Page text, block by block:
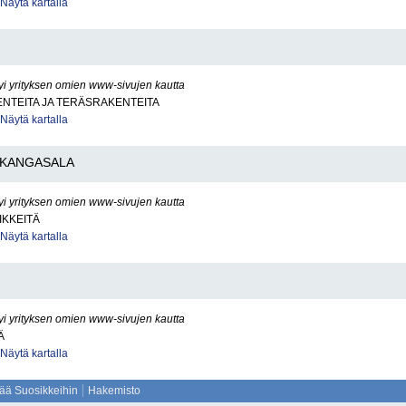
Näytä kartalla
yrityksen omien www-sivujen kautta
JA TERÄSRAKENTEITA
Näytä kartalla
KANGASALA
yrityksen omien www-sivujen kautta
Näytä kartalla
yrityksen omien www-sivujen kautta
Näytä kartalla
Suosikkeihin Hakemisto